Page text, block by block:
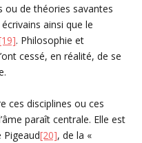
ou de théories savantes
ainsi que le
. Philosophie et
cessé, en réalité, de se
ces disciplines ou ces
paraît centrale. Elle est
Pigeaud[20], de la «